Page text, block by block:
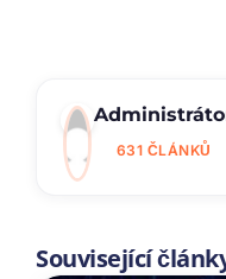
631 ČLÁNKŮ
Související